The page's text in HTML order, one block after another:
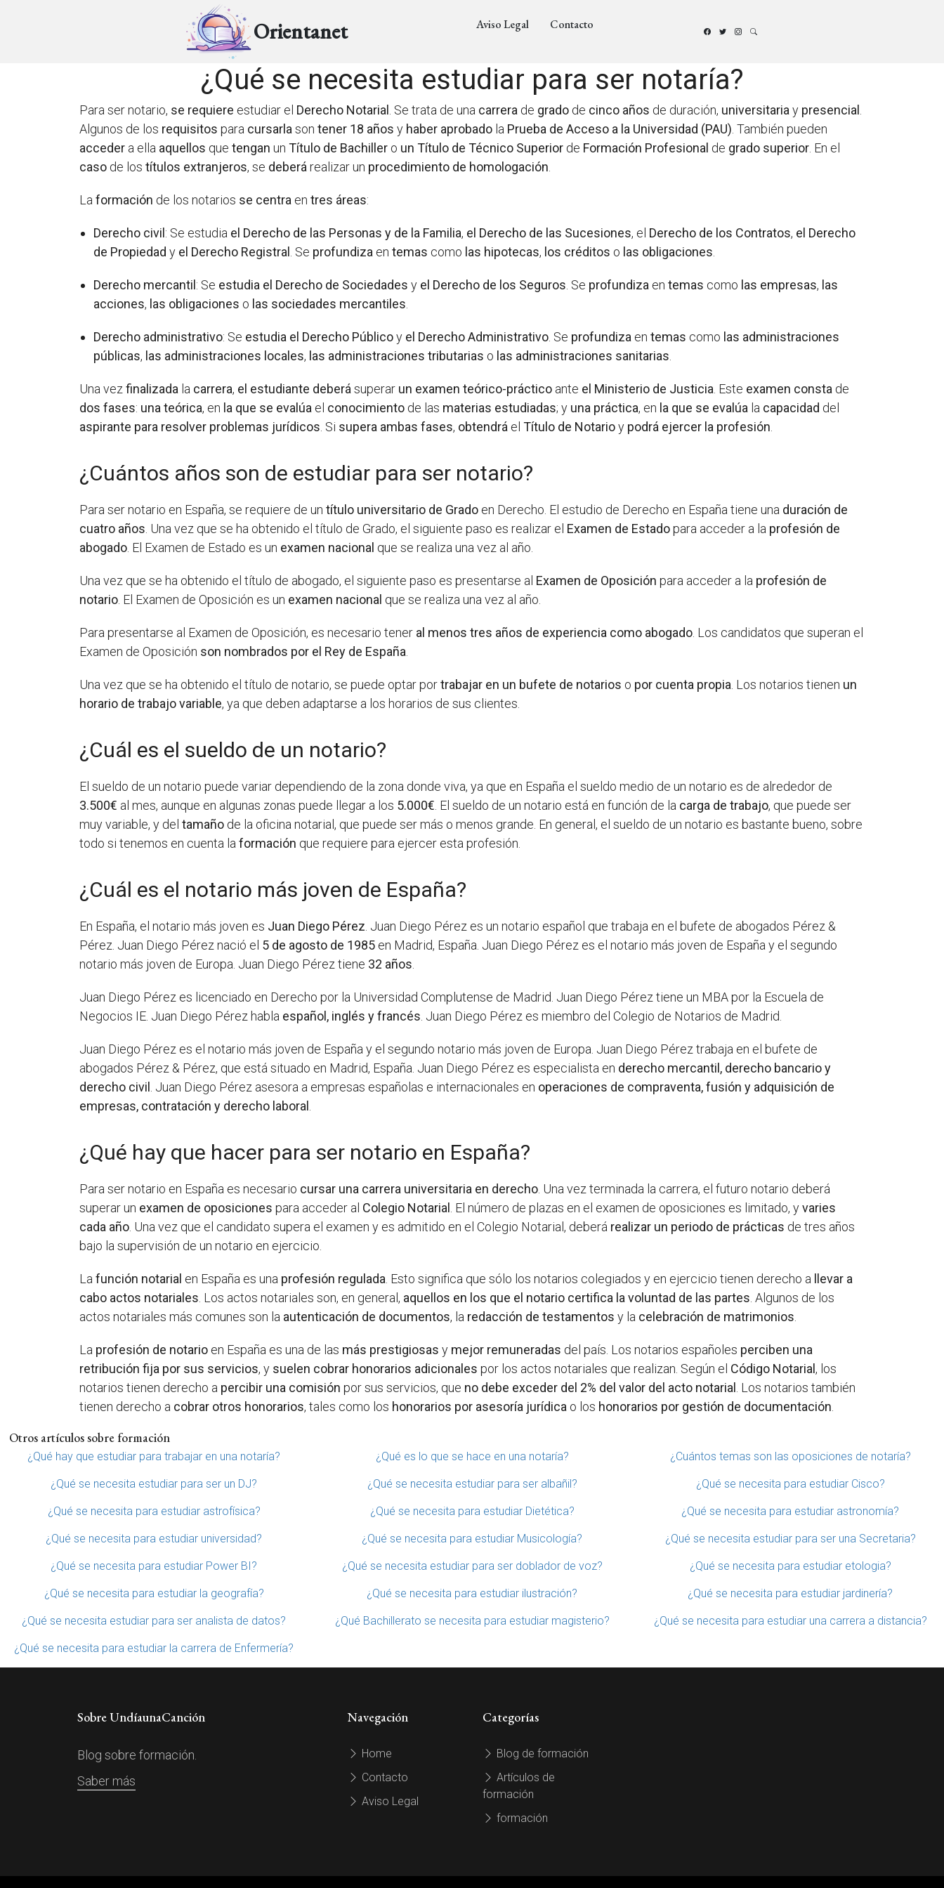
Orientanet Aviso Legal Contacto
¿Qué se necesita estudiar para ser notaría?
Para ser notario, se requiere estudiar el Derecho Notarial . Se trata de una carrera de grado de cinco años de duración, universitaria y presencial
Algunos de los requisitos para cursarla sontener 18 años y haber aprobado la Prueba de Acceso a la Universidad (PAU) . También pueden
acceder a ella aquellos quetengan unTítulo de Bachiller o un Título de Técnico Superior de Formación Profesional de grado superior . En el
caso de lostítulos extranjeros, se deberá realizar un procedimiento de homologación
Laformación de los notarios se centra entres áreas:
Derecho civil : Se estudia el Derecho de las Personas y de la Familia, el Derecho de las Sucesiones, el Derecho de los Contratos, el Derecho
de Propiedad y el Derecho Registral . Se profundiza entemas como las hipotecas, los créditos o las obligaciones
Derecho mercantil : Se estudia el Derecho de Sociedades y el Derecho de los Seguros . Se profundiza entemas como las empresas, las
acciones, las obligaciones o las sociedades mercantiles
Derecho administrativo: Se estudia el Derecho Públicoy el Derecho Administrativo . Se profundiza entemas como las administraciones
públicas, las administraciones locales, las administraciones tributarias o las administraciones sanitarias
Una vezfinalizada la carrera, el estudiante deberásuperar un examen teórico-práctico ante el Ministerio de Justicia . Este examen consta de
dos fases: una teórica, en la que se evalúa el conocimiento de las materias estudiadas; y una práctica, en la que se evalúa la capacidad del
aspirante para resolver problemas jurídicos . Si supera ambas fases, obtendrá elTítulo de Notarioy podrá ejercer la profesión
¿Cuántos años son de estudiar para ser notario?
Para ser notario en España, se requiere de untítulo universitario de Grado en Derecho. El estudio de Derecho en España tiene una duración de
cuatro años . Una vez que se ha obtenido el título de Grado, el siguiente paso es realizar el Examen de Estadopara acceder a la profesión de
abogado . El Examen de Estado es un examen nacional que se realiza una vez al año.
Una vez que se ha obtenido el título de abogado, el siguiente paso es presentarse al Examen de Oposición para acceder a la profesión de
notario . El Examen de Oposición es un examen nacional que se realiza una vez al año.
Para presentarse al Examen de Oposición, es necesario tener al menos tres años de experiencia como abogado . Los candidatos que superan el
Examen de Oposición son nombrados por el Rey de España
Una vez que se ha obtenido el título de notario, se puede optar portrabajar en un bufete de notarios o por cuenta propia . Los notarios tienen un
horario de trabajo variable, ya que deben adaptarse a los horarios de sus clientes.
¿Cuál es el sueldo de un notario?
El sueldo de un notario puede variar dependiendo de la zona donde viva, ya que en España el sueldo medio de un notario es de alrededor de
3.500€ al mes, aunque en algunas zonas puede llegar a los 5.000€ . El sueldo de un notario está en función de la carga de trabajo, que puede ser
muy variable, y deltamaño de la oficina notarial, que puede ser más o menos grande. En general, el sueldo de un notario es bastante bueno, sobre
todo si tenemos en cuenta laformación que requiere para ejercer esta profesión.
¿Cuál es el notario más joven de España?
En España, el notario más joven es Juan Diego Pérez . Juan Diego Pérez es un notario español que trabaja en el bufete de abogados Pérez &
Pérez. Juan Diego Pérez nació el 5 de agosto de 1985 en Madrid, España. Juan Diego Pérez es el notario más joven de España y el segundo
notario más joven de Europa. Juan Diego Pérez tiene 32 años
Juan Diego Pérez es licenciado en Derecho por la Universidad Complutense de Madrid. Juan Diego Pérez tiene un MBA por la Escuela de
Negocios IE. Juan Diego Pérez habla español, inglés y francés . Juan Diego Pérez es miembro del Colegio de Notarios de Madrid.
Juan Diego Pérez es el notario más joven de España y el segundo notario más joven de Europa. Juan Diego Pérez trabaja en el bufete de
abogados Pérez & Pérez, que está situado en Madrid, España. Juan Diego Pérez es especialista en derecho mercantil, derecho bancario y
derecho civil
. Juan Diego Pérez asesora a empresas españolas e internacionales en operaciones de compraventa, fusión y adquisición de
empresas, contratación y derecho laboral
¿Qué hay que hacer para ser notario en España?
Para ser notario en España es necesario cursar una carrera universitaria en derecho . Una vez terminada la carrera, el futuro notario deberá
superar un examen de oposiciones para acceder al Colegio Notarial . El número de plazas en el examen de oposiciones es limitado, yvaries
cada año . Una vez que el candidato supera el examen y es admitido en el Colegio Notarial, deberá realizar un periodo de prácticas de tres años
bajo la supervisión de un notario en ejercicio.
Lafunción notarial en España es una profesión regulada . Esto significa que sólo los notarios colegiados y en ejercicio tienen derecho a
llevar a
cabo actos notariales . Los actos notariales son, en general, aquellos en los que el notario certifica la voluntad de las partes . Algunos de los
actos notariales más comunes son la autenticación de documentos, la redacción de testamentos y la celebración de matrimonios
La profesión de notario en España es una de las más prestigiosas y mejor remuneradas del país. Los notarios españoles perciben una
retribución fija por sus servicios, y suelen cobrar honorarios adicionales por los actos notariales que realizan. Según el Código Notarial, los
notarios tienen derecho a percibir una comisión por sus servicios, que no debe exceder del 2% del valor del acto notarial
. Los notarios también
tienen derecho a cobrar otros honorarios, tales como los honorarios por asesoría jurídica o los honorarios por gestión de documentación
Otros artículos sobre formación
¿Qué hay que estudiar para trabajar en una notaría? ¿Qué es lo que se hace en una notaría? ¿Cuántos temas son las oposiciones de notaría?
¿Qué se necesita estudiar para ser un DJ? ¿Qué se necesita estudiar para ser albañil? ¿Qué se necesita para estudiar Cisco?
¿Qué se necesita para estudiar astrofísica? ¿Qué se necesita para estudiar Dietética? ¿Qué se necesita para estudiar astronomía?
¿Qué se necesita para estudiar universidad? ¿Qué se necesita para estudiar Musicología? ¿Qué se necesita estudiar para ser una Secretaria?
¿Qué se necesita para estudiar Power BI? ¿Qué se necesita estudiar para ser doblador de voz? ¿Qué se necesita para estudiar etologia?
¿Qué se necesita para estudiar la geografía? ¿Qué se necesita para estudiar ilustración? ¿Qué se necesita para estudiar jardinería?
¿Qué se necesita estudiar para ser analista de datos? ¿Qué Bachillerato se necesita para estudiar magisterio? ¿Qué se necesita para estudiar una carrera a distancia?
¿Qué se necesita para estudiar la carrera de Enfermería?
Sobre UndíaunaCanción
Blog sobre formación.
Saber más
Navegación
Home
Contacto
Aviso Legal
Categorías
Blog de formación
Artículos de
formación
formación